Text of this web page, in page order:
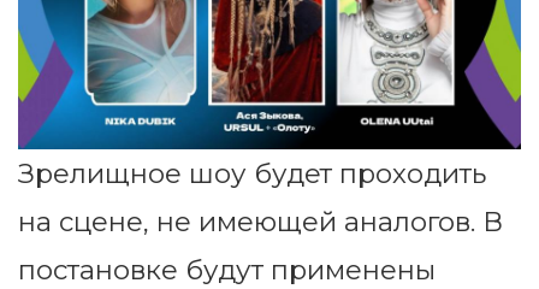
Зрелищное шоу будет проходить
на сцене, не имеющей аналогов. В
постановке будут применены